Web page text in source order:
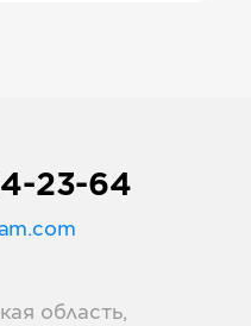
23-64
область,